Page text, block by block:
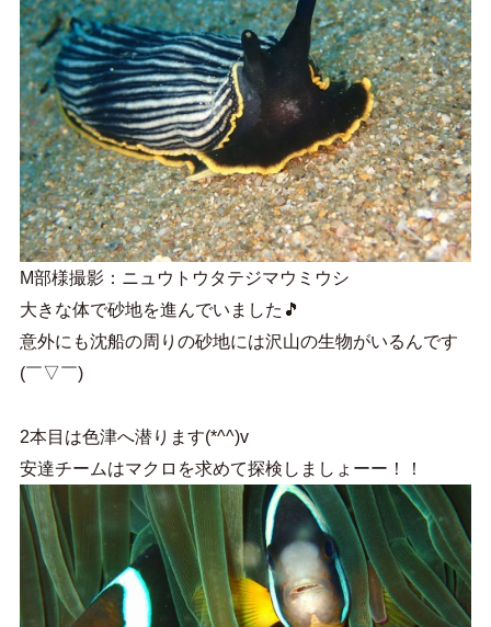
M部様撮影：ニュウトウタテジマウミウシ
大きな体で砂地を進んでいました🎵
意外にも沈船の周りの砂地には沢山の生物がいるんです
(￣▽￣)
2本目は色津へ潜ります(*^^)v
安達チームはマクロを求めて探検しましょーー！！